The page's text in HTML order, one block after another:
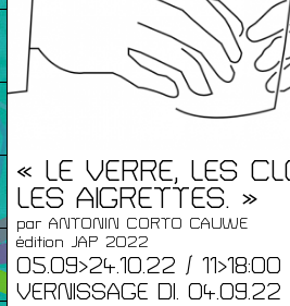
« LE VERRE, LES
LES AIGRETTES. »
par ANTONIN CORTO CAUWE
édition JAP 2022
05.09>24.10.22 / 11>18:00
VERNISSAGE DI. 04.09.22
Artists Print
À Propos
Infos Pratiques